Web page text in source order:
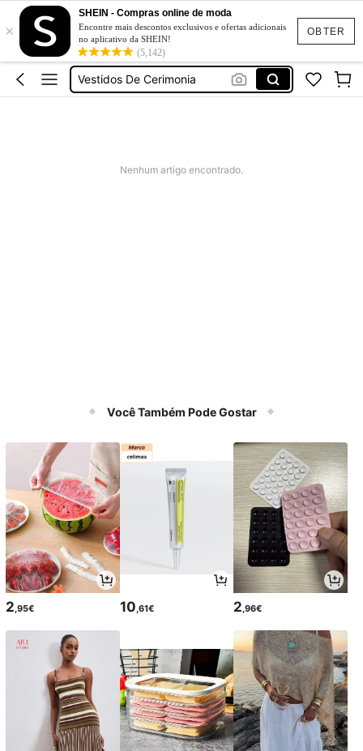
OBTER
×
SHEIN - Compras online de moda
Encontre mais descontos exclusivos e ofertas adicionais
no aplicativo da SHEIN!
(5,142)
Elitara
Vestidos De Verão
Vestidos De Cerimonia
Bikini
Nenhum artigo encontrado.
Você Também Pode Gostar
2 ,95€ 10 ,61€ 2 ,96€